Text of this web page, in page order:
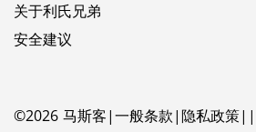
关于利氏兄弟
安全建议
©2026 马斯客 一般条款 隐私政策